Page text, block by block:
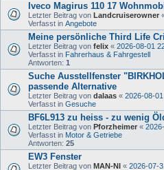
Iveco Magirus 110 17
Letzter Beitrag von Landcruiserowner
Verfasst in Angebote
Meine persönliche Third Life
Letzter Beitrag von felix « 2026-08-01
Verfasst in Fahrerhaus & Fahrgestell
Antworten: 1
Suche Ausstellfenster
passende Alternative
Letzter Beitrag von dalaas « 2026-08-
Verfasst in Gesuche
BF6L913 zu heiss - zu wenig
Letzter Beitrag von Pforzheimer «
Verfasst in Motor & Getriebe
Antworten: 25
EW3 Fenster
Letzter Beitrag von MAN-NI « 2026-07-